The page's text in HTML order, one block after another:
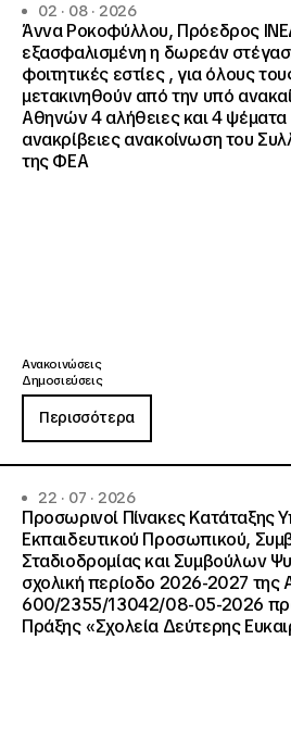
02 · 08 · 2026
Άννα Ροκοφύλλου, Πρόεδρος
εξασφαλισμένη η δωρεάν
φοιτητικές εστίες , για όλους
μετακινηθούν από την υπό
Αθηνών 4 αλήθειες και 4 ψέματα
ανακρίβειες ανακοίνωση του
της ΦΕΑ
Ανακοινώσεις
Δημοσιεύσεις
Περισσότερα
22 · 07 · 2026
Προσωρινοί Πίνακες Κατάταξης
Εκπαιδευτικού Προσωπικού,
Σταδιοδρομίας και Συμβούλων
σχολική περίοδο 2026-2027 της
600/2355/13042/08-05-2026
Πράξης «Σχολεία Δεύτερης